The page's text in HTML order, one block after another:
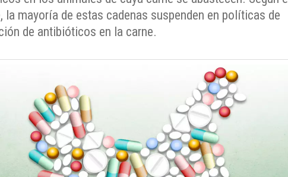
la mayoría de estas cadenas suspenden en políticas de
de antibióticos en la carne.